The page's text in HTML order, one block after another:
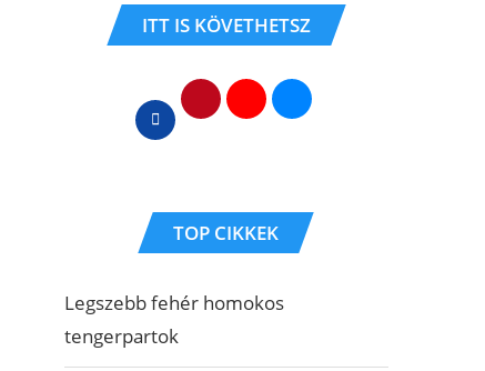
ITT IS KÖVETHETSZ
TOP CIKKEK
Legszebb fehér homokos
tengerpartok